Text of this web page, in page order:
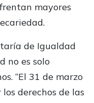
mayores
de Igualdad
no es solo
“El 31 de marzo
derechos de las